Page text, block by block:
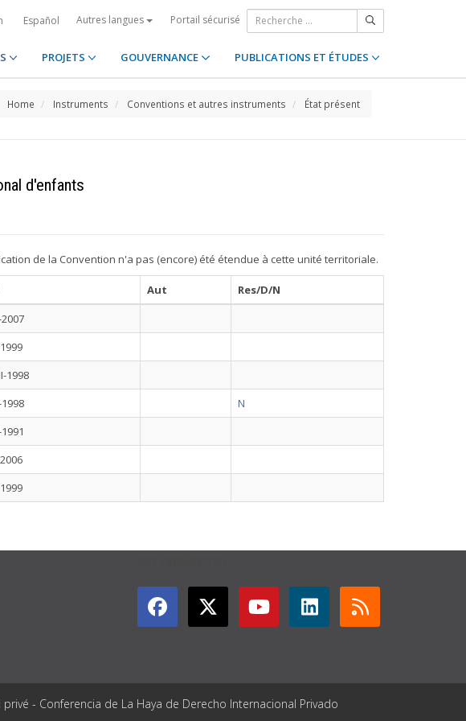
Español Autres langues Portail sécurisé
PROJETS GOUVERNANCE PUBLICATIONS ET ÉTUDES
Home Instruments Conventions et autres instruments État présent
d'enfants
de la Convention n'a pas (encore) été étendue à cette unité territoriale.
Aut
Res/D/N
1998
N
- Conferencia de La Haya de Derecho Internacional Privado